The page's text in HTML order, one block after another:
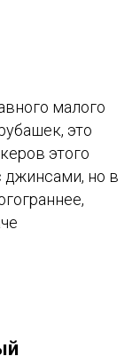
малого
это
этого
джинсами, но в